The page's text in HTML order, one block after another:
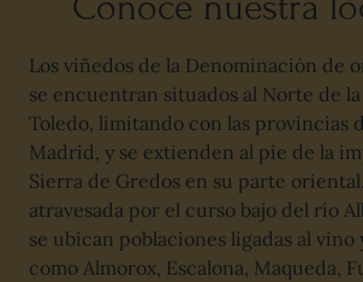
Los viñedos de la Denominación de
se encuentran situados al Norte de
Toledo, limitando con las provincias
Madrid, y se extienden al pie de la
Sierra de Gredos en su parte
atravesada por el curso bajo del río
se ubican poblaciones ligadas al vino
como Almorox, Escalona, Maqueda,